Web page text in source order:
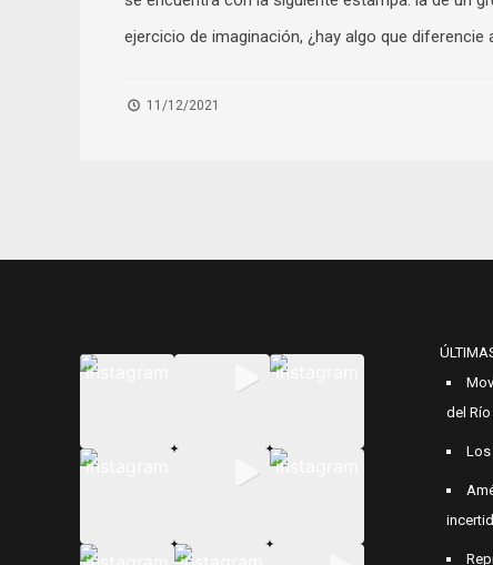
ejercicio de imaginación, ¿hay algo que
11/12/2021
del Río
Los